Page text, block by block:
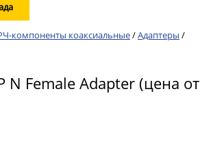
компоненты коаксиальные/Адаптеры /
N Female Adapter (цена от